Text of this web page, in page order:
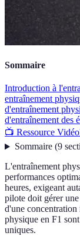
Sommaire
Introduction à
entraînement
d'entraînement
d'entraînement des
📺 Ressource Vidéo
Sommaire(9
L'entraînement
performances
heures, exigeant
pilote doit gérer
d'une concentration
physique en F1
uniques.